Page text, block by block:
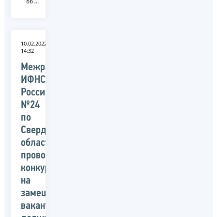
10.02.2022
14:32
Межрайонная
ИФНС
России
№24
по
Свердловской
области
проводит
конкурс
на
замещение
вакантных